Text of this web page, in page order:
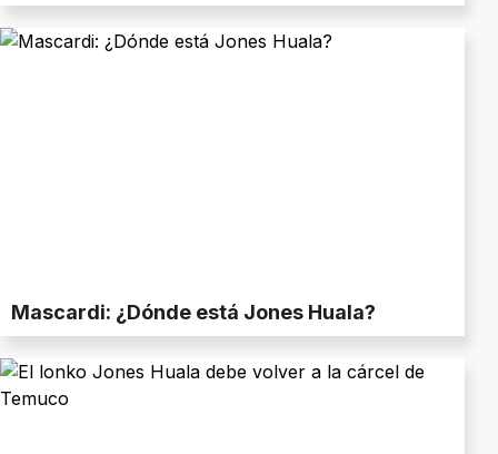
Mascardi: ¿Dónde está Jones Huala?